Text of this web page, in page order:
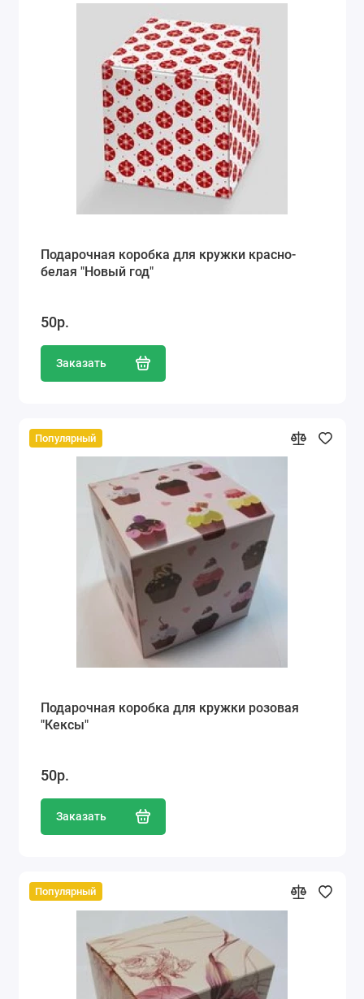
Подарочная коробка для кружки красно-
белая "Новый год"
50р.
Заказать
Популярный
Подарочная коробка для кружки розовая
"Кексы"
50р.
Заказать
Популярный